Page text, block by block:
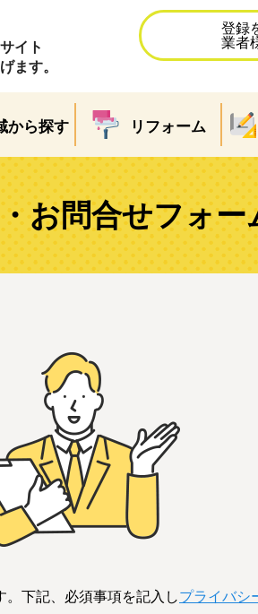
イト
ます。
登録
業者
から探す リフォーム
お問合せフォー
下記、必須事項を記入しプライバシ